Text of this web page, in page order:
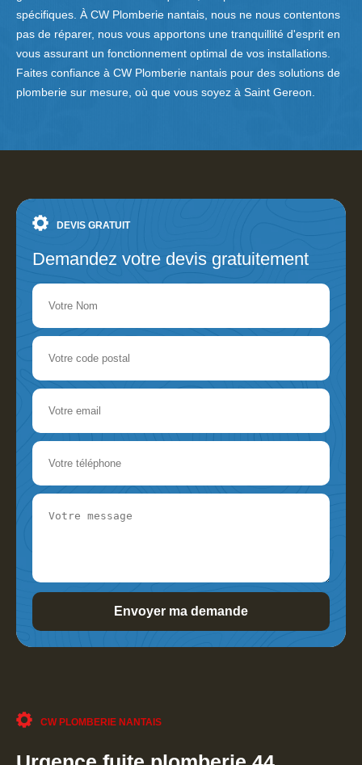
spécifiques. À CW Plomberie nantais, nous ne nous contentons
pas de réparer, nous vous apportons une tranquillité d'esprit en
vous assurant un fonctionnement optimal de vos installations.
Faites confiance à CW Plomberie nantais pour des solutions de
plomberie sur mesure, où que vous soyez à Saint Gereon.
DEVIS GRATUIT
Demandez votre devis gratuitement
CW PLOMBERIE NANTAIS